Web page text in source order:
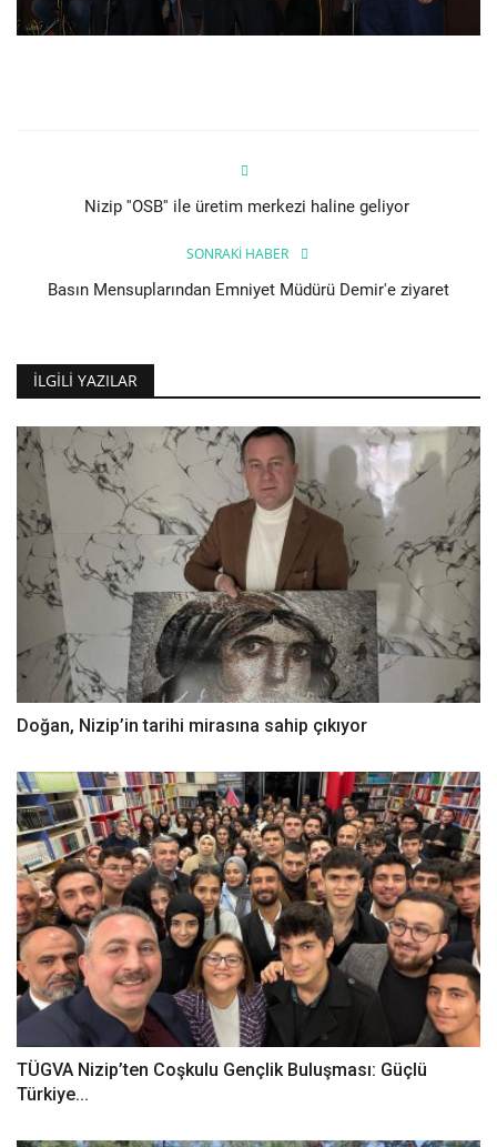
Nizip ''OSB'' ile üretim merkezi haline geliyor
SONRAKI HABER
Basın Mensuplarından Emniyet Müdürü Demir'e ziyaret
İLGILI YAZILAR
Doğan, Nizip’in tarihi mirasına sahip çıkıyor
TÜGVA Nizip’ten Coşkulu Gençlik Buluşması: Güçlü
Türkiye...